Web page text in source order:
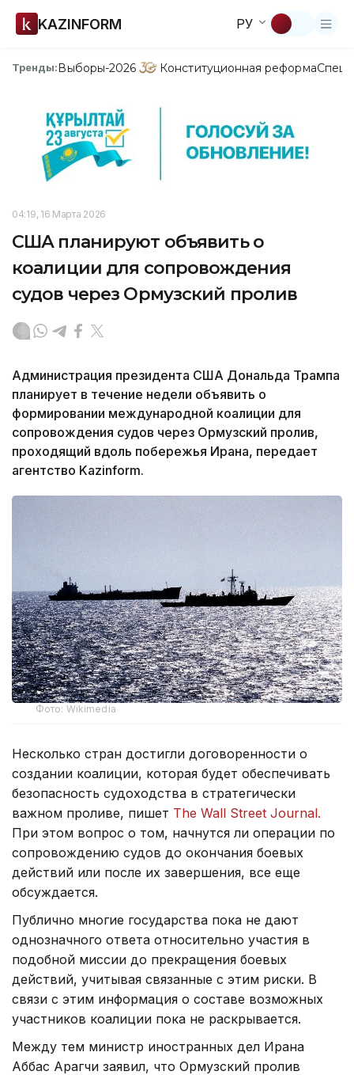
KAZINFORM РУ
Тренды:Выборы-2026 Конституционная реформа
04:19, 16 Марта 2026
США планируют объявить о
коалиции для сопровождения
судов через Ормузский пролив
Администрация президента США Дональда Трампа
планирует в течение недели объявить о
формировании международной коалиции для
сопровождения судов через Ормузский пролив,
проходящий вдоль побережья Ирана, передает
агентство Kazinform.
Фото: Wikimedia
Несколько стран достигли договоренности о
создании коалиции, которая будет обеспечивать
безопасность судоходства в стратегически
важном проливе, пишет The Wall Street Journal.
При этом вопрос о том, начнутся ли операции по
сопровождению судов до окончания боевых
действий или после их завершения, все еще
обсуждается.
Публично многие государства пока не дают
однозначного ответа относительно участия в
подобной миссии до прекращения боевых
действий, учитывая связанные с этим риски. В
связи с этим информация о составе возможных
участников коалиции пока не раскрывается.
Между тем министр иностранных дел Ирана
Аббас Арагчи заявил, что Ормузский пролив